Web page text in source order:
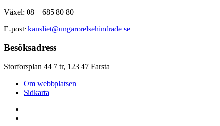
Växel: 08 – 685 80 80
E-post: kansliet@ungarorelsehindrade.se
Besöksadress
Storforsplan 44 7 tr, 123 47 Farsta
Om webbplatsen
Sidkarta